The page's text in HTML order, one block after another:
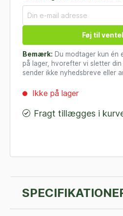
Føj til
Bemærk: Du modtager kun én
på lager, hvorefter vi sletter din
sender ikke nyhedsbreve eller
Ikke på lager
Fragt tillægges i